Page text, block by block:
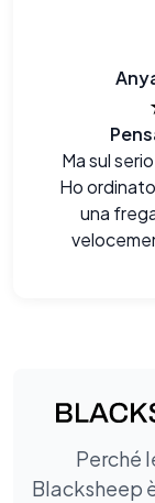
Ma sul
Ho
una
Perché
Blacksheep